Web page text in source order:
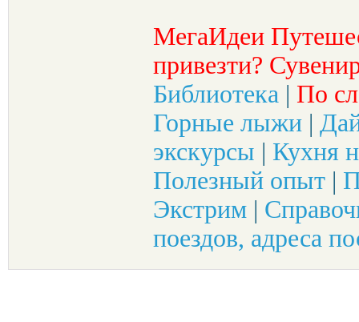
МегаИдеи
привезти?
Библиотека | По
Горные лыжи |
экскурсы | Кухня
Полезный опыт |
Экстрим |
поездов, адреса